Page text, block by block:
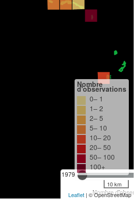
1979
Nombre
Nombre
d'observations
0– 1
1– 2
2– 5
5– 10
10– 20
20– 50
50– 100
100+
10 km
Leaflet | © OpenStreetMap